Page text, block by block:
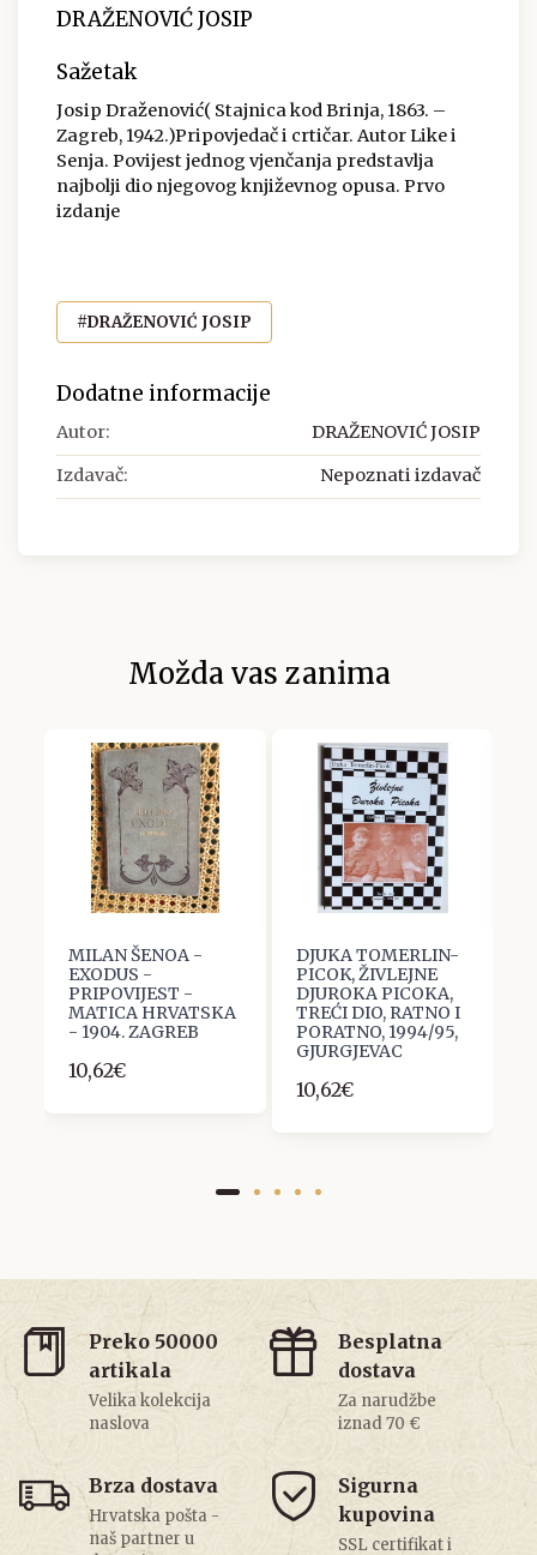
DRAŽENOVIĆ JOSIP
Sažetak
Josip Draženović( Stajnica kod Brinja, 1863. –
Zagreb, 1942.)Pripovjedač i crtičar. Autor Like i
Senja. Povijest jednog vjenčanja predstavlja
najbolji dio njegovog književnog opusa. Prvo
izdanje
#DRAŽENOVIĆ JOSIP
Dodatne informacije
Autor: DRAŽENOVIĆ JOSIP
Izdavač: Nepoznati izdavač
Možda vas zanima
MILAN ŠENOA -
EXODUS -
PRIPOVIJEST -
MATICA HRVATSKA
- 1904. ZAGREB
10,62€
DJUKA TOMERLIN-
PICOK, ŽIVLEJNE
DJUROKA PICOKA,
TREĆI DIO, RATNO I
PORATNO, 1994/95,
GJURGJEVAC
10,62€
Preko 50000
artikala
Velika kolekcija
naslova
Besplatna
dostava
Za narudžbe
iznad 70 €
Brza dostava
Hrvatska pošta -
naš partner u
Sigurna
kupovina
SSL certifikat i